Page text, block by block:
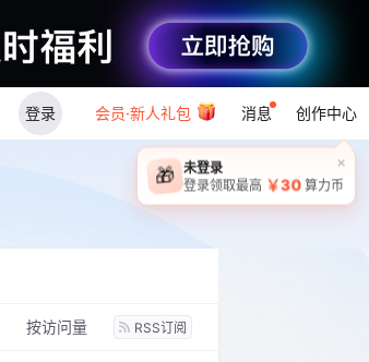
登录 会员·新人礼包 消息 创作中心
×
🎁 未登录
登录领取最高 ￥30 算力币
按访问量 RSS订阅